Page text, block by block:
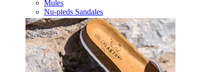
Mules
Nu-pieds Sandales